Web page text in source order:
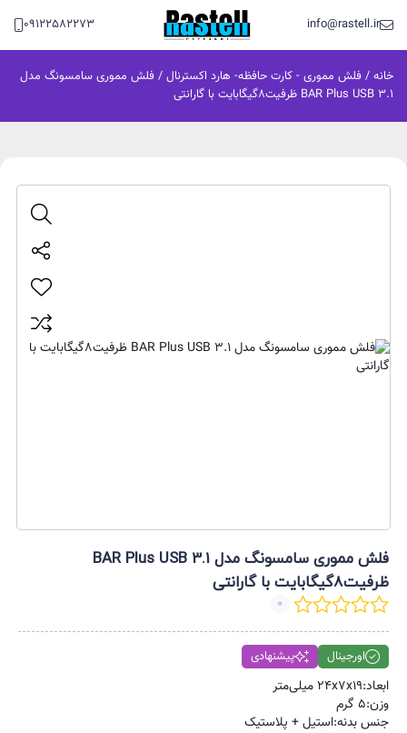
info@rastell.ir
09122582273
خانه / فلش مموری - کارت حافظه- هارد اکسترنال / فلش مموری سامسونگ مدل
BAR Plus USB 3.1 ظرفیت8گیگابایت با گارانتی
فلش مموری سامسونگ مدل BAR Plus USB 3.1
ظرفیت8گیگابایت با گارانتی
0
اورجینال پیشنهادی
ابعاد:۲۴x۷x۱۹ میلی‌متر
وزن:۵ گرم
جنس بدنه:استیل + پلاستیک